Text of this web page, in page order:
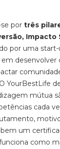
por três
Impacto
por uma
desenvolver
YourBestLife
mútua
cada
um
como